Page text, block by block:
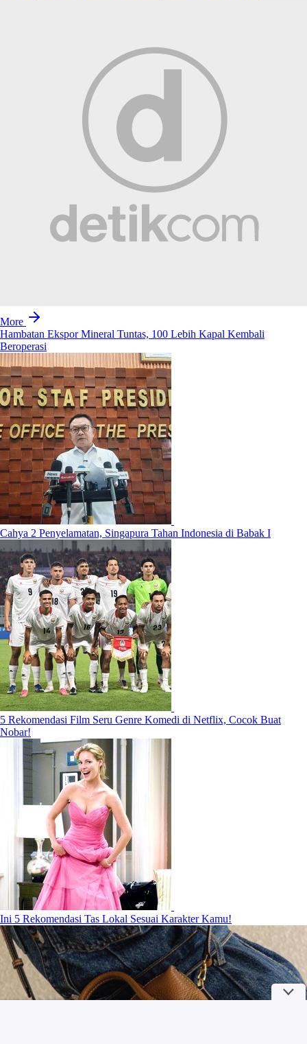
More
Hambatan Ekspor Mineral Tuntas, 100 Lebih Kapal Kembali
Beroperasi
Cahya 2 Penyelamatan, Singapura Tahan Indonesia di Babak I
5 Rekomendasi Film Seru Genre Komedi di Netflix, Cocok Buat
Nobar!
Ini 5 Rekomendasi Tas Lokal Sesuai Karakter Kamu!